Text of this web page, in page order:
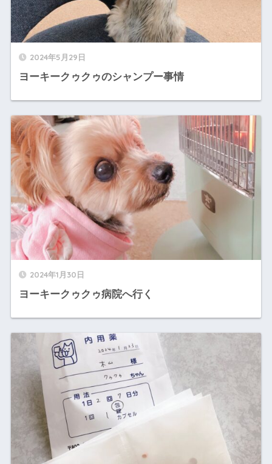
2024年5月29日
ヨーキークゥクゥのシャンプー事情
2024年1月30日
ヨーキークゥクゥ病院へ行く